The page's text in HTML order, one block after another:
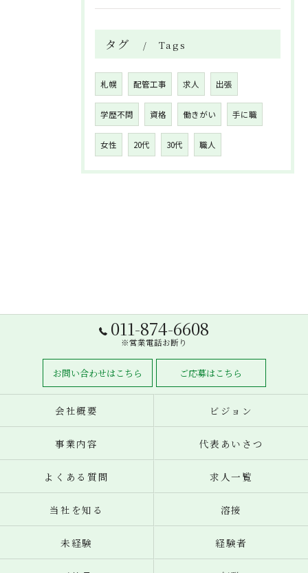
タグ Tags
札幌 配管工事 求人 出張
学歴不問 資格 働きがい 手に職
女性 20代 30代 職人
011-874-6608
※営業電話お断り
お問い合わせはこちら ご応募はこちら
会社概要 ビジョン
事業内容 代表あいさつ
よくある質問 求人一覧
当社を知る 溶接
未経験 経験者